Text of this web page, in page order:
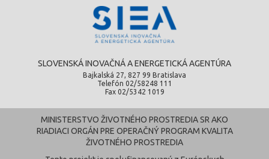
SLOVENSKÁ INOVAČNÁ A ENERGETICKÁ AGENTÚRA
Bajkalská 27, 827 99 Bratislava
Telefón 02/58248 111
Fax 02/5342 1019
MINISTERSTVO ŽIVOTNÉHO PROSTREDIA SR AKO
RIADIACI ORGÁN PRE OPERAČNÝ PROGRAM KVALITA
ŽIVOTNÉHO PROSTREDIA